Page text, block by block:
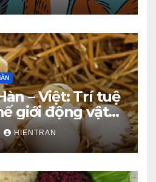
– Việt: Trí tuệ
giới động vật
HIENTRAN